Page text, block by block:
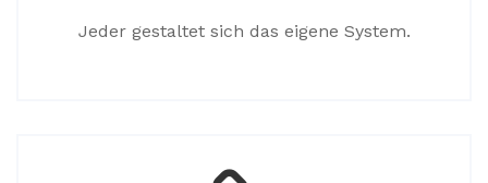
Jeder gestaltet sich das eigene System.